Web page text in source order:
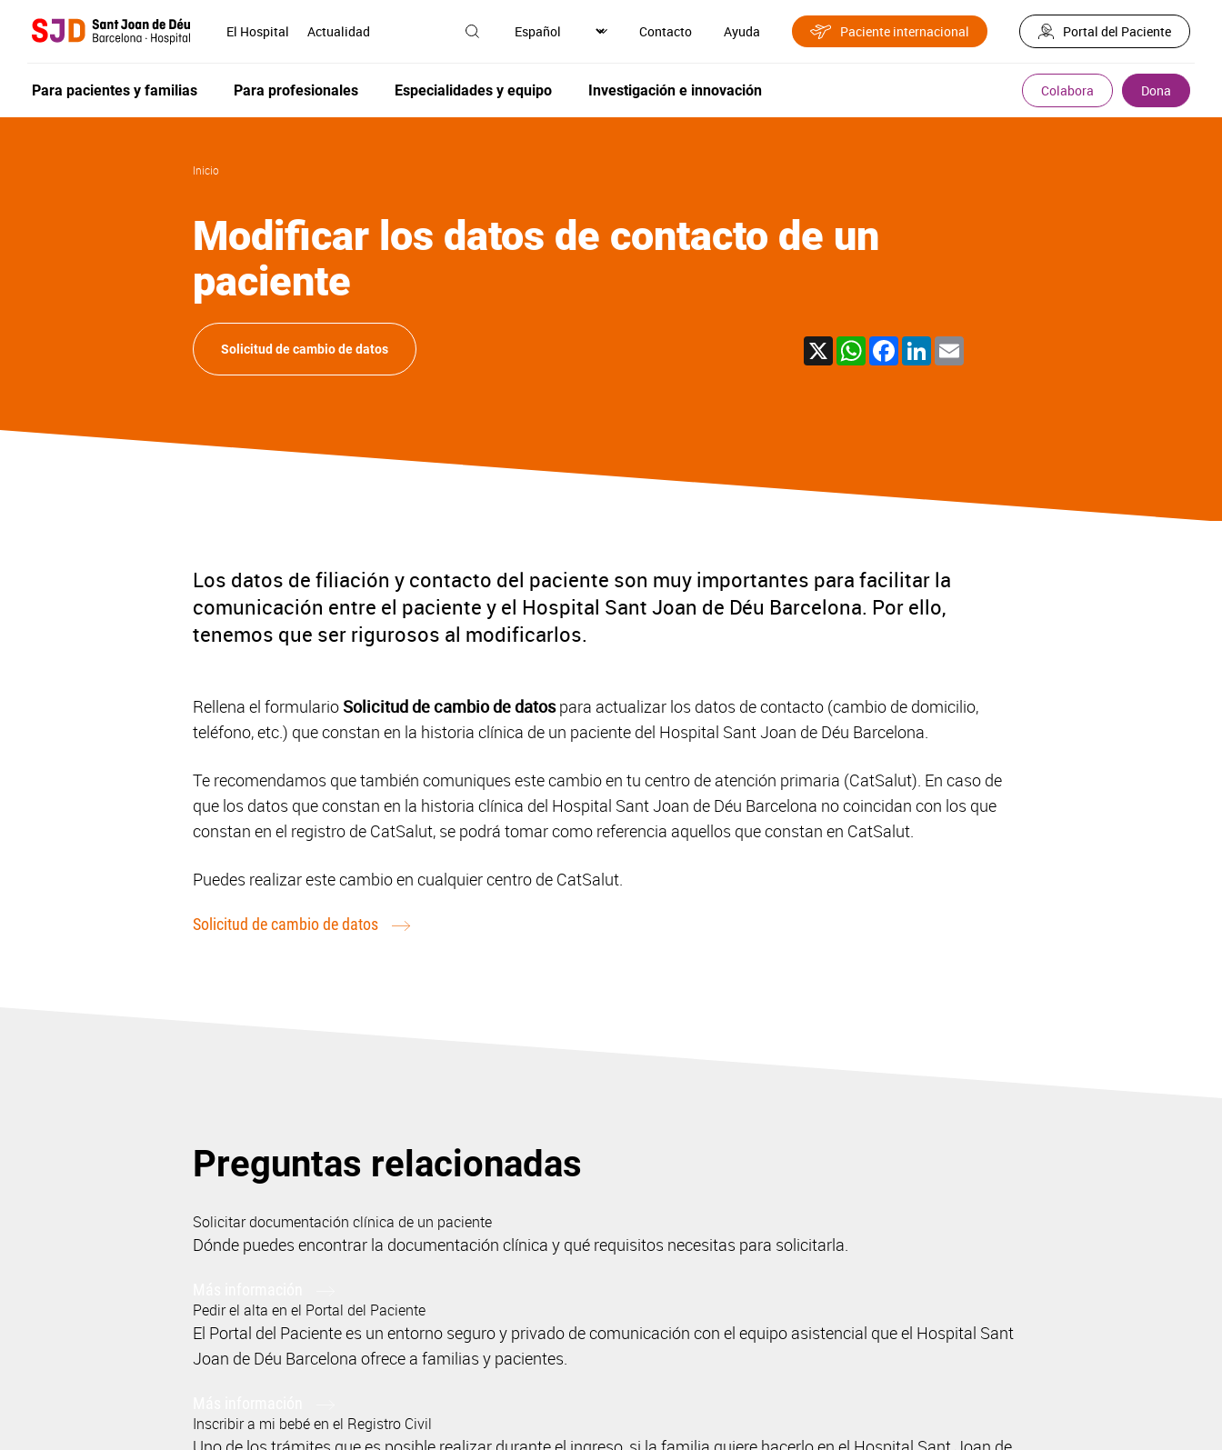
El Hospital Actualidad Contacto Ayuda Paciente internacional Portal del Paciente
Para pacientes y familias Para profesionales Especialidades y equipo Investigación e innovación Colabora Dona
Inicio
Modificar los datos de contacto de un
paciente
Solicitud de cambio de datos X WhatsAppFacebook
LinkedIn
Los datos de filiación y contacto del paciente son muy importantes para facilitar la
comunicación entre el paciente y el Hospital Sant Joan de Déu Barcelona. Por ello,
tenemos que ser rigurosos al modificarlos.
Rellena el formulario Solicitud de cambio de datospara actualizar los datos de contacto (cambio de domicilio,
teléfono, etc.) que constan en la historia clínica de un paciente del Hospital Sant Joan de Déu Barcelona.
Te recomendamos que también comuniques este cambio en tu centro de atención primaria (CatSalut). En caso de
que los datos que constan en la historia clínica del Hospital Sant Joan de Déu Barcelona no coincidan con los que
constan en el registro de CatSalut, se podrá tomar como referencia aquellos que constan en CatSalut.
Puedes realizar este cambio en cualquier centro de CatSalut.
Solicitud de cambio de datos
Preguntas relacionadas
Solicitar documentación clínica de un paciente
Dónde puedes encontrar la documentación clínica y qué requisitos necesitas para solicitarla.
Pedir el alta en el Portal del Paciente
El Portal del Paciente es un entorno seguro y privado de comunicación con el equipo asistencial que el Hospital Sant
Joan de Déu Barcelona ofrece a familias y pacientes.
Inscribir a mi bebé en el Registro Civil